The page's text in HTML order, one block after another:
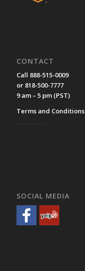
CONTACT
Call 888-515-0009
or 818-500-7777
9 am – 5 pm (PST)
Terms and Conditions
SOCIAL MEDIA